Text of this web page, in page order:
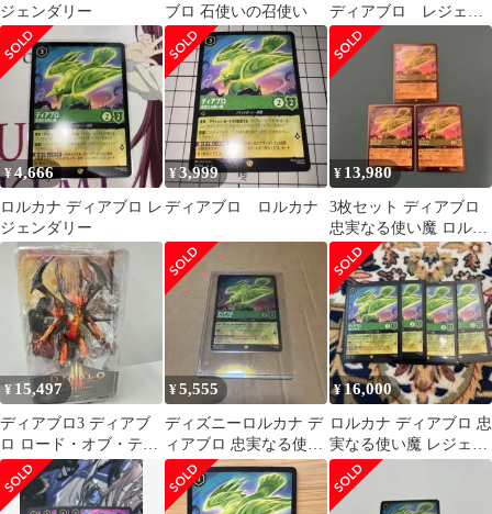
ジェンダリー
ブロ 石使いの召使い
ディアブロ レジェン
ダリー 非foil
¥4,666
ロルカナ ディアブロ レ
ジェンダリー
¥3,999
ディアブロ ロルカナ
¥ 13,980
3枚セット ディアブロ
忠実なる使い魔 ロルカ
ナ
¥ 15,497
ディアブロ3 ディアブ
ロ ロード・オブ・テラ
ー
¥5,555
ディズニーロルカナ デ
ィアブロ 忠実なる使い
魔 レジェンダリー
フォイル
¥16,000
ロルカナ ディアブロ 忠
実なる使い魔 レジェン
ダリー 通常 ４枚